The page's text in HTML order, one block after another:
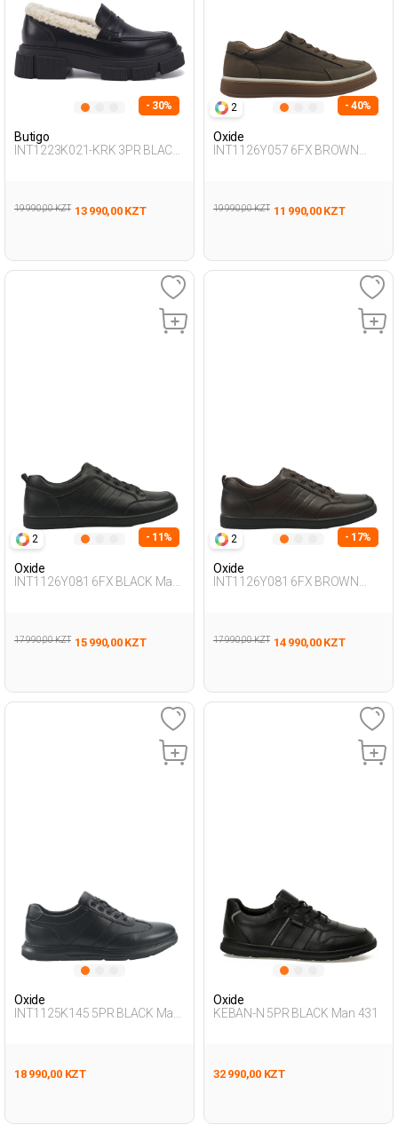
- 30%
Butigo
INT1223K021-KRK 3PR BLACK
19 990,00 KZT 13 990,00 KZT
2 - 40%
Oxide
INT1126Y057 6FX BROWN
19 990,00 KZT 11 990,00 KZT
2 - 11%
Oxide
INT1126Y081 6FX BLACK Man
17 990,00 KZT 15 990,00 KZT
2 - 17%
Oxide
INT1126Y081 6FX BROWN
17 990,00 KZT 14 990,00 KZT
Oxide
INT1125K145 5PR BLACK Man
18 990,00 KZT
Oxide
KEBAN-N 5PR BLACK Man 431
32 990,00 KZT